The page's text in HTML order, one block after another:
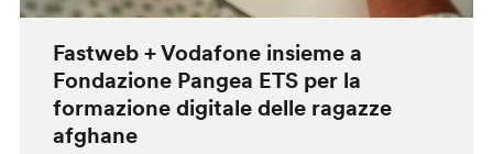
Fastweb + Vodafone insieme a
Fondazione Pangea ETS per la
formazione digitale delle ragazze
afghane